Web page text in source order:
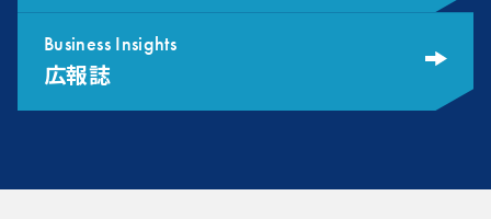
Business Insights
広報誌